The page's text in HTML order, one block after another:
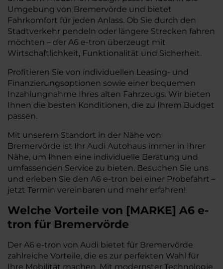
Umgebung von Bremervörde und bietet
Fahrkomfort für jeden Anlass. Ob Sie durch den
Stadtverkehr pendeln oder längere Strecken fahren
möchten – der A6 e-tron überzeugt mit
Wirtschaftlichkeit, Funktionalität und Sicherheit.
Profitieren Sie von individuellen Leasing- und
Finanzierungsoptionen sowie einer bequemen
Inzahlungnahme Ihres alten Fahrzeugs. Wir bieten
Ihnen die besten Konditionen, die zu Ihrem Budget
passen.
Mit unserem Standort in der Nähe von
Bremervörde ist Ihr Audi Autohaus immer in Ihrer
Nähe, um Ihnen eine individuelle Beratung und
umfassenden Service zu bieten. Besuchen Sie uns
und erleben Sie den A6 e-tron bei einer Probefahrt –
jetzt Termin vereinbaren und mehr erfahren!
Welche Vorteile von [MARKE] A6 e-
tron für Bremervörde
Der A6 e-tron von Audi bietet für Bremervörde
zahlreiche Vorteile, die es zur perfekten Wahl für
Ihre Mobilität machen. Mit modernster Technologie